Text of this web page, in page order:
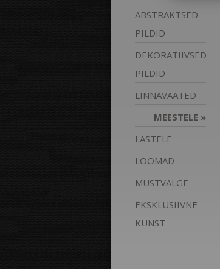
ABSTRAKTSED
PILDID
DEKORATIIVSED
PILDID
LINNAVAATED
MEESTELE
LASTELE
LOOMAD
MUSTVALGE
EKSKLUSIIVNE
KUNST